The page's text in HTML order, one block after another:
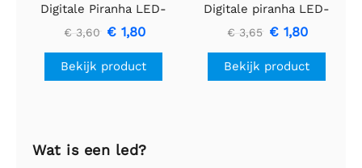
Digitale Piranha LED-
module - Wit
€ 3,60 € 1,80
Bekijk product
Digitale piranha LED-
module - Blauw
€ 3,65 € 1,80
Bekijk product
Wat is een led?